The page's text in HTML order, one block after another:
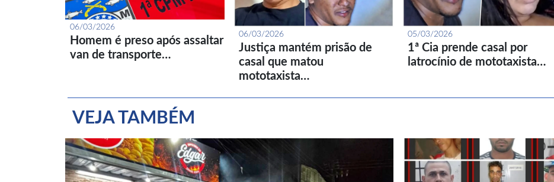
06/03/2026
Homem é preso após assaltar
van de transporte…
06/03/2026
Justiça mantém prisão de
casal que matou
mototaxista…
05/03/2026
1ª Cia prende casal por
latrocínio de mototaxista…
VEJA TAMBÉM